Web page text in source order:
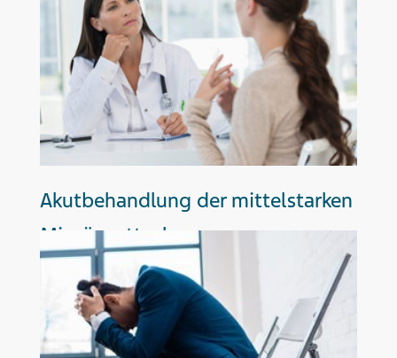
Akutbehandlung der mittelstarken
Migräneattacke